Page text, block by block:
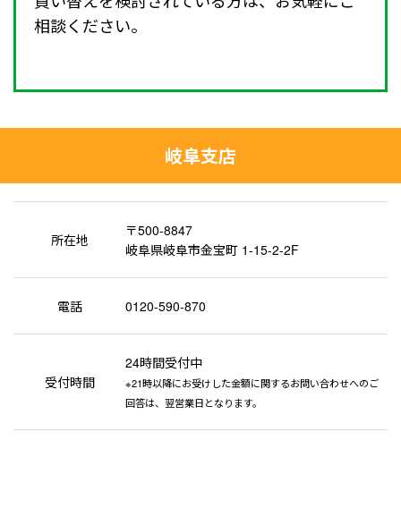
相談ください。
岐阜支店
所在地
〒500-8847
岐阜県岐阜市金宝町 1-15-2-2F
電話 0120-590-870
受付時間
24時間受付中
※21時以降にお受けした金額に関するお問い合わせへのご
回答は、翌営業日となります。